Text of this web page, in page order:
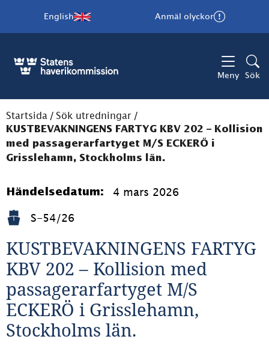
English Anmäl olyckor
Meny Sök
Startsida / Sök utredningar /
KUSTBEVAKNINGENS FARTYG KBV 202 – Kollision
med passagerarfartyget M/S ECKERÖ i
Grisslehamn, Stockholms län.
Händelsedatum: 4 mars 2026
S-54/26
KUSTBEVAKNINGENS FARTYG
KBV 202 – Kollision med
passagerarfartyget M/S
ECKERÖ i Grisslehamn,
Stockholms län.